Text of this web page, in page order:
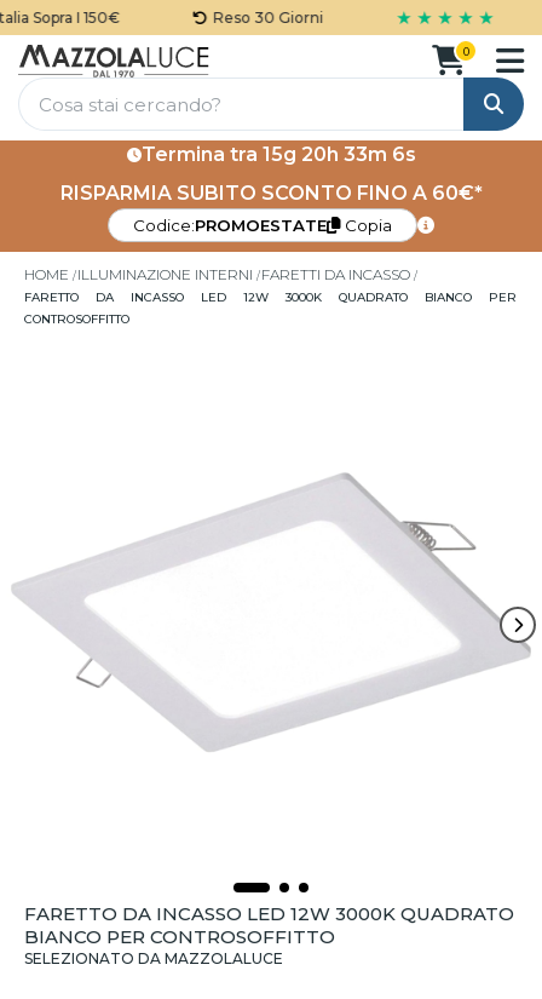
Sopra I 150€ Reso 30 Giorni ★ ★ ★ ★ ★
Cerca
0
Termina tra 15g 20h 33m 6s
RISPARMIA SUBITO SCONTO FINO A 60€*
Codice:PROMOESTATE Copia
HOME ILLUMINAZIONE INTERNI FARETTI DA INCASSO
FARETTO DA INCASSO LED 12W 3000K QUADRATO BIANCO PER
CONTROSOFFITTO
FARETTO DA INCASSO LED 12W 3000K QUADRATO
BIANCO PER CONTROSOFFITTO
SELEZIONATO DA MAZZOLALUCE